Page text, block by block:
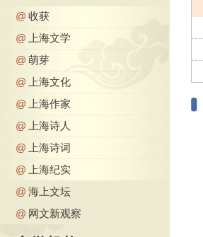
@ 收获
@
上海文学
@ 萌芽
@
上海文化
@
上海作家
@
上海诗人
@
上海诗词
@
上海纪实
@ 海上文坛
@ 网文新观察